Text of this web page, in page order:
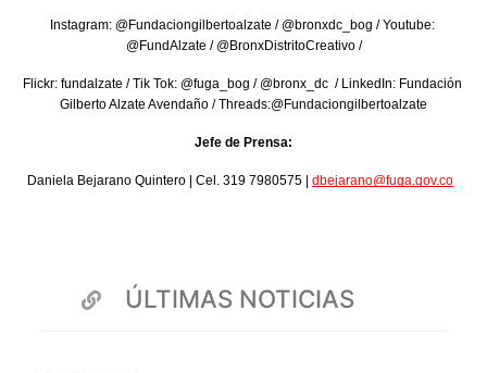
Instagram: @Fundaciongilbertoalzate / @bronxdc_bog / Youtube:
@FundAlzate / @BronxDistritoCreativo /
Flickr: fundalzate / Tik Tok: @fuga_bog / @bronx_dc  / LinkedIn: Fundación
Gilberto Alzate Avendaño / Threads:@Fundaciongilbertoalzate
Jefe de Prensa:
Daniela Bejarano Quintero | Cel. 319 7980575 | dbejarano@fuga.gov.co
ÚLTIMAS NOTICIAS